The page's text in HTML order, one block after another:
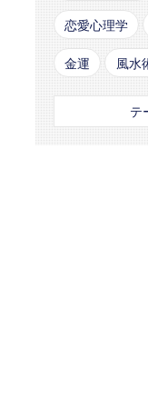
恋愛心理学
金運 風水
テ